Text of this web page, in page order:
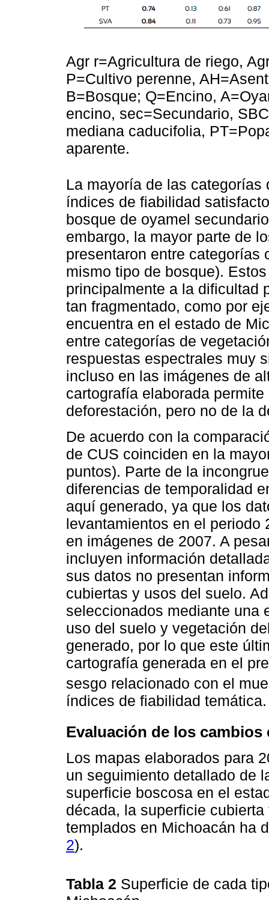
Agr r=Agricultura de riego,
P=Cultivo perenne,
B=Bosque; Q=Encino,
encino, sec=Secundario,
mediana caducifolia,
aparente.
La mayoría de las categorías
índices de fiabilidad
bosque de oyamel
embargo, la mayor parte de
presentaron entre categorías
mismo tipo de bosque).
principalmente a la dificultad
tan fragmentado, como por
encuentra en el estado de
entre categorías de
respuestas espectrales muy
incluso en las imágenes de
cartografía elaborada
deforestación, pero no de la
De acuerdo con la
de CUS coinciden en la
puntos). Parte de la
diferencias de temporalidad
aquí generado, ya que los
levantamientos en el periodo
en imágenes de 2007. A
incluyen información
sus datos no presentan
cubiertas y usos del suelo.
seleccionados mediante una
uso del suelo y vegetación
generado, por lo que este
cartografía generada en el
sesgo relacionado con el
índices de fiabilidad temática.
Evaluación de los
Los mapas elaborados para
un seguimiento detallado de
superficie boscosa en el
década, la superficie
templados en Michoacán ha
2).
Tabla 2 Superficie de cada